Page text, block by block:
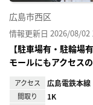
広島市西区
情報更新日 2026/08/02
【駐車場有・駐輪場
モールにもアクセス
アクセス 広島電鉄本
間取り 1K